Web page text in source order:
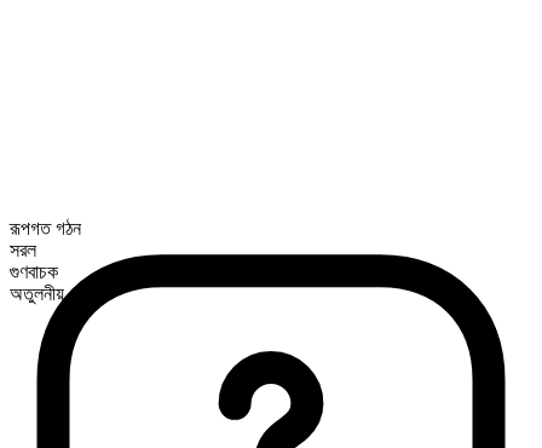
রূপগত গঠন
সরল
গুণবাচক
অতুলনীয়